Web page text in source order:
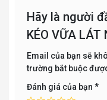
Hãy là người
KÉO VỮA LÁT
Email của bạn sẽ
trường bắt buộc
Đánh giá của bạn *